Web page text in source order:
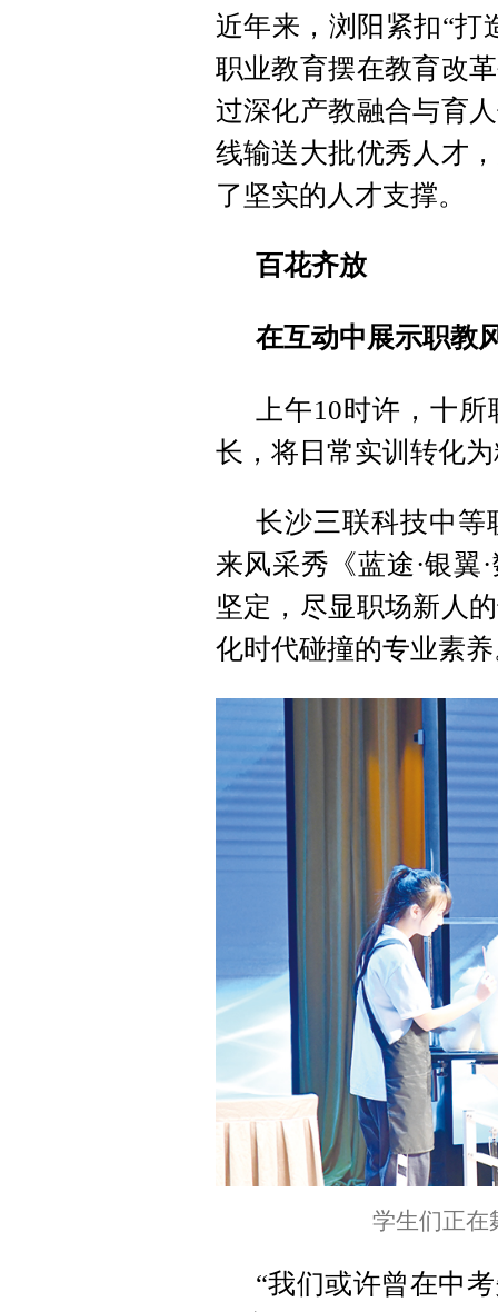
近年来，浏阳紧扣“打
职业教育摆在教育改
过深化产教融合与育
线输送大批优秀人才
了坚实的人才支撑。
百花齐放
在互动中展示职教
上午10时许，十
长，将日常实训转化
长沙三联科技中等
来风采秀《蓝途·银翼
坚定，尽显职场新人
化时代碰撞的专业素
学生们正在
“我们或许曾在中